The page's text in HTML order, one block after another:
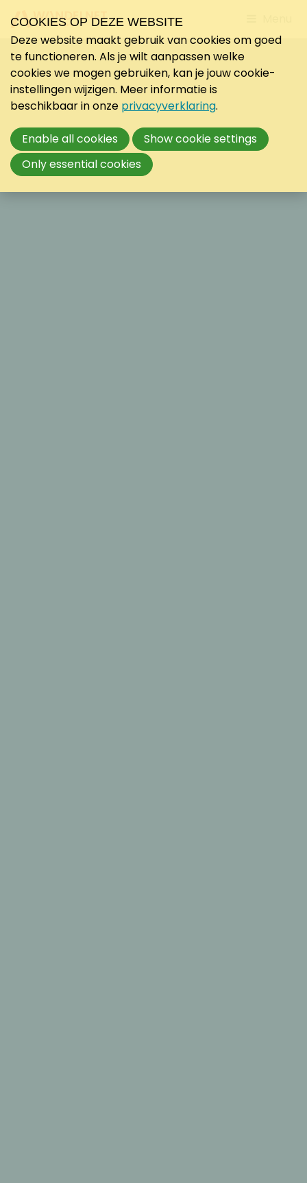
to
COOKIES OP DEZE WEBSITE
Deze website maakt gebruik van cookies om goed
te functioneren. Als je wilt aanpassen welke
cookies we mogen gebruiken, kan je jouw cookie-
instellingen wijzigen. Meer informatie is
beschikbaar in onze privacyverklaring.
Enable all cookies
Show cookie settings
Only essential cookies